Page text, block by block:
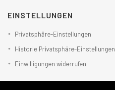
EINSTELLUNGEN
Privatsphäre-Einstellungen
Historie Privatsphäre-Einstellungen
Einwilligungen widerrufen